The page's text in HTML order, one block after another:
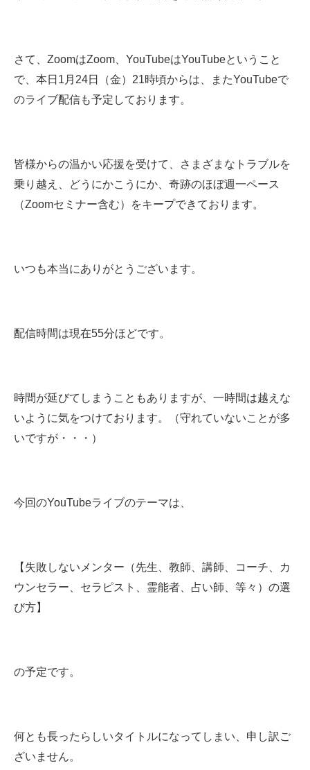
さて、ZoomはZoom、YouTubeはYouTubeということ
で、本日1月24日（金）21時頃からは、またYouTubeで
のライブ配信も予定しております。
皆様からの温かい応援を受けて、さまざまなトラブルを
乗り越え、どうにかこうにか、奇跡のほぼ週一ペース
（Zoomセミナー含む）をキープできております。
いつも本当にありがとうございます。
配信時間は現在55分ほどです。
時間が延びてしまうこともありますが、一時間は越えな
いように気をつけております。（守れていないことが多
いですが・・・）
今回のYouTubeライブのテーマは、
【失敗しないメンター（先生、教師、講師、コーチ、カ
ウンセラー、セラピスト、霊能者、占い師、等々）の選
び方】
の予定です。
何とも長ったらしいタイトルになってしまい、申し訳ご
ざいません。